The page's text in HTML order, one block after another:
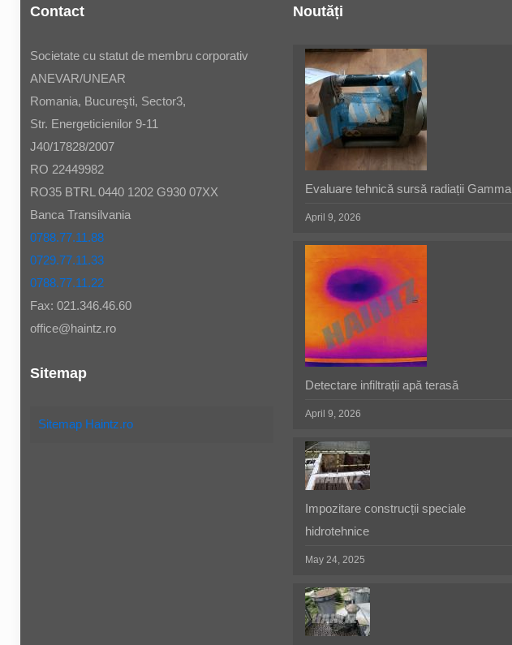
Contact
Societate cu statut de membru corporativ
ANEVAR/UNEAR
Romania, Bucureşti, Sector3,
Str. Energeticienilor 9-11
J40/17828/2007
RO 22449982
RO35 BTRL 0440 1202 G930 07XX
Banca Transilvania
0788.77.11.88
0729.77.11.33
0788.77.11.22
Fax: 021.346.46.60
office@haintz.ro
Sitemap
Sitemap Haintz.ro
Noutăți
Evaluare tehnică sursă radiații Gamma
April 9, 2026
Detectare infiltrații apă terasă
April 9, 2026
Impozitare construcții speciale
hidrotehnice
May 24, 2025